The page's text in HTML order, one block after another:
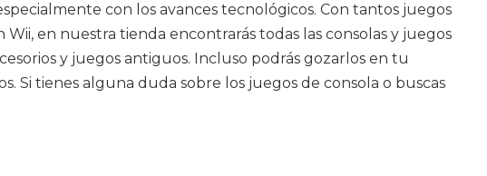
con los avances tecnológicos. Con tantos juegos
en nuestra tienda encontrarás todas las consolas y juegos
y juegos antiguos. Incluso podrás gozarlos en tu
Si tienes alguna duda sobre los juegos de consola o buscas